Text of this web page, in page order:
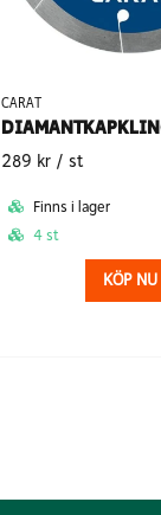
CARAT
289 kr / st
Finns i lager
4 st
KÖP NU